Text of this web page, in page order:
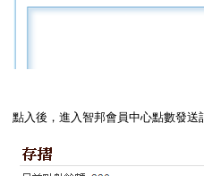
點入後，進入智邦會員中心點數發送